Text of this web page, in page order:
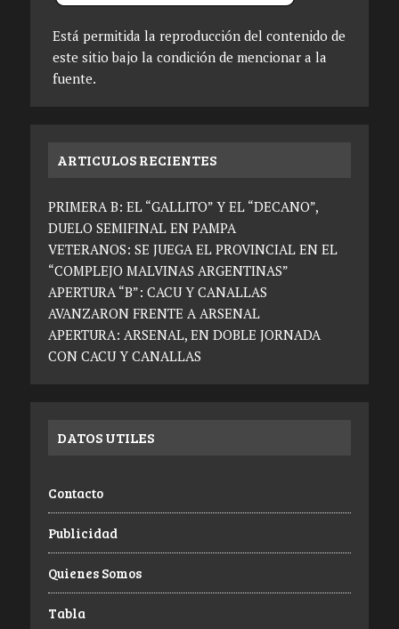
Está permitida la reproducción del contenido de
este sitio bajo la condición de mencionar a la
fuente.
ARTICULOS RECIENTES
PRIMERA B: EL “GALLITO” Y EL “DECANO”,
DUELO SEMIFINAL EN PAMPA
VETERANOS: SE JUEGA EL PROVINCIAL EN EL
“COMPLEJO MALVINAS ARGENTINAS”
APERTURA “B”: CACU Y CANALLAS
AVANZARON FRENTE A ARSENAL
APERTURA: ARSENAL, EN DOBLE JORNADA
CON CACU Y CANALLAS
DATOS UTILES
Contacto
Publicidad
Quienes Somos
Tabla